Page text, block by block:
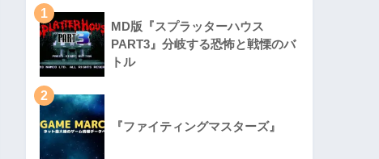
1
MD版『スプラッターハウス
PART3』分岐する恐怖と戦慄のバ
トル
2
『ファイティングマスターズ』